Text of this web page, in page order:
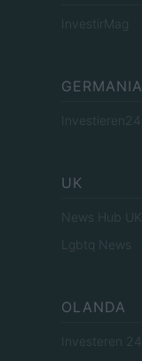
InvestirMag
GERMANIA
Investieren24
UK
News Hub UK
Lgbtq News
OLANDA
Investeren 24